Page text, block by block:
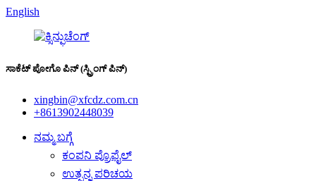
English
ಸಾಕೆಟ್ ಪೋಗೊ ಪಿನ್ (ಸ್ಪ್ರಿಂಗ್ ಪಿನ್)
xingbin@xfcdz.com.cn
+8613902448039
ನಮ್ಮ ಬಗ್ಗೆ
ಕಂಪನಿ ಪ್ರೊಫೈಲ್
ಉತ್ಪನ್ನ ಪರಿಚಯ